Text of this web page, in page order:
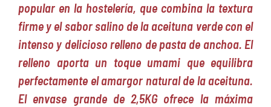
popular en la hostelería, que combina la textura
firme y el sabor salino de la aceituna verde con el
intenso y delicioso relleno de pasta de anchoa. El
relleno aporta un toque umami que equilibra
perfectamente el amargor natural de la aceituna.
El envase grande de 2,5KG ofrece la máxima